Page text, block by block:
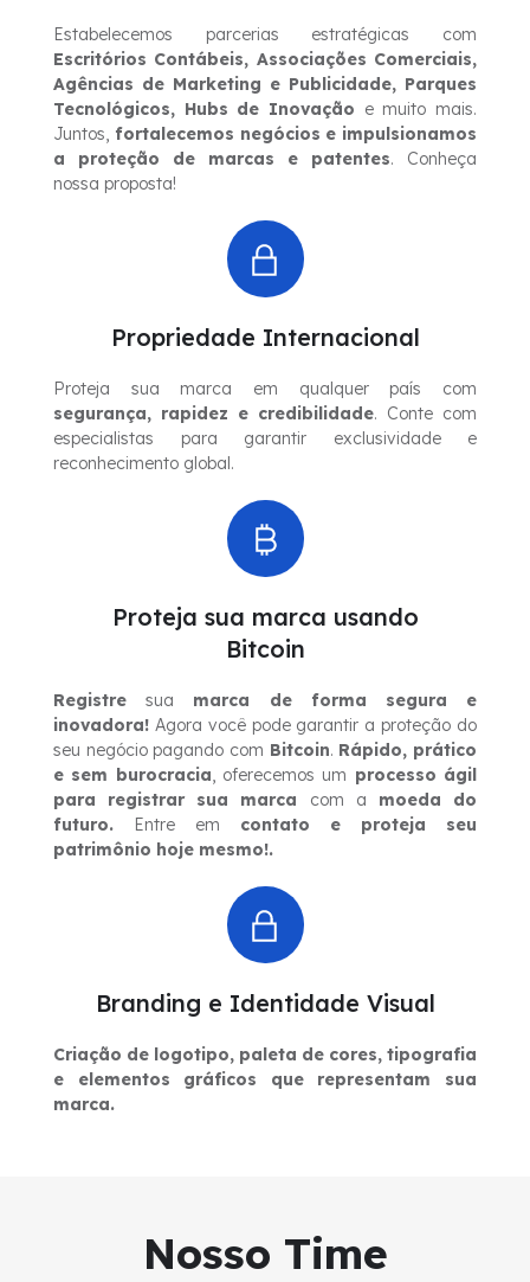
Estabelecemos parcerias estratégicas com
Escritórios Contábeis, Associações Comerciais,
Agências de Marketing e Publicidade, Parques
Tecnológicos, Hubs de Inovação e muito mais.
Juntos, fortalecemos negócios e impulsionamos
a proteção de marcas e patentes. Conheça
nossa proposta!
Propriedade Internacional
Proteja sua marca em qualquer país com
segurança, rapidez e credibilidade. Conte com
especialistas para garantir exclusividade e
reconhecimento global.
Proteja sua marca usando
Bitcoin
Registresua marca de forma segura e
inovadora! Agora você pode garantir a proteção do
seu negócio pagando com Bitcoin. Rápido, prático
e sem burocracia, oferecemos um processo ágil
para registrar sua marca com a moeda do
futuro.
Entre em contato e proteja seu
patrimônio hoje mesmo!.
Branding e Identidade Visual
Criação de logotipo, paleta de cores, tipografia
e elementos gráficos que representam sua
marca.
Nosso Time